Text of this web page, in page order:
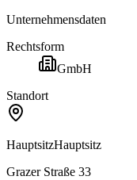
Unternehmensdaten
Rechtsform
GmbH
Standort
HauptsitzHauptsitz
Grazer Straße 33